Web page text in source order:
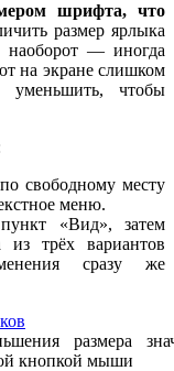
шрифта, что
размер ярлыка
— иногда
на экране слишком
уменьшить, чтобы
свободному месту
меню.
«Вид», затем
из трёх вариантов
сразу же
размера
кнопкой мыши